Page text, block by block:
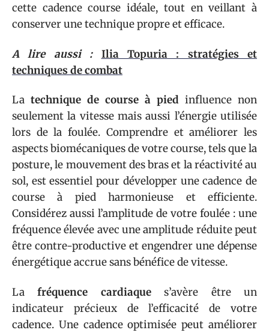
cette cadence course idéale, tout en veillant à
conserver une technique propre et efficace.
A lire aussi :
Ilia Topuria : stratégies et
techniques de combat
La technique de course à pied influence non
seulement la vitesse mais aussi l’énergie utilisée
lors de la foulée. Comprendre et améliorer les
aspects biomécaniques de votre course, tels que la
posture, le mouvement des bras et la réactivité au
sol, est essentiel pour développer une cadence de
course à pied harmonieuse et efficiente.
Considérez aussi l’amplitude de votre foulée : une
fréquence élevée avec une amplitude réduite peut
être contre-productive et engendrer une dépense
énergétique accrue sans bénéfice de vitesse.
Lafréquence cardiaques’avère être un
indicateur précieux de l’efficacité de votre
cadence. Une cadence optimisée peut améliorer